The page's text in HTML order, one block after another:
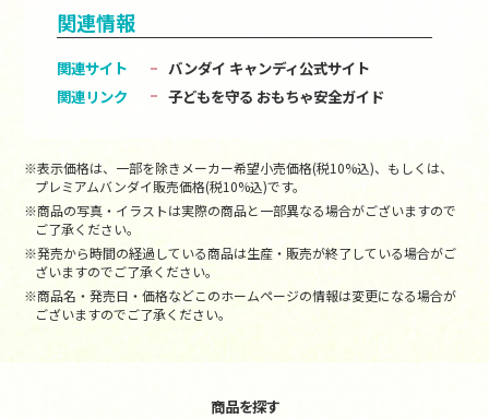
関連情報
関連サイト
バンダイ キャンディ公式サイト
関連リンク
子どもを守る おもちゃ安全ガイド
※表示価格は、一部を除きメーカー希望小売価格(税10%込)、もしくは、
プレミアムバンダイ販売価格(税10%込)です。
※商品の写真・イラストは実際の商品と一部異なる場合がございますので
ご了承ください。
※発売から時間の経過している商品は生産・販売が終了している場合がご
ざいますのでご了承ください。
※商品名・発売日・価格などこのホームページの情報は変更になる場合が
ございますのでご了承ください。
商品を探す